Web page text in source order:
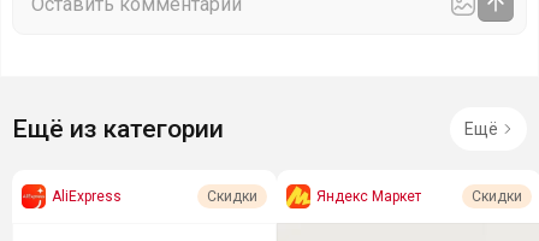
Ещё из категории Ещё
AliExpress Скидки Яндекс Маркет Скидки